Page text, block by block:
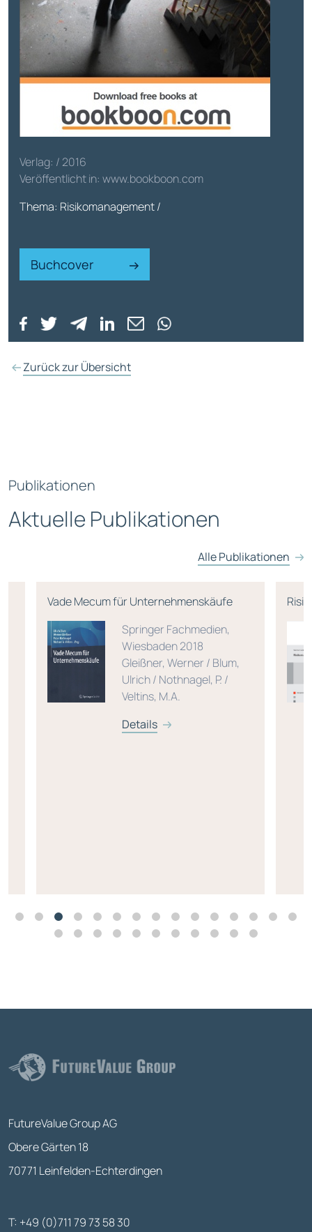
Verlag: / 2016
Veröffentlicht in: www.bookboon.com
Thema: Risikomanagement /
Buchcover
Zurück zur Übersicht
Publikationen
Aktuelle Publikationen
Alle Publikationen
Vade Mecum für Unternehmenskäufe
Springer Fachmedien,
Wiesbaden 2018
Gleißner, Werner / Blum,
Ulrich / Nothnagel, P. /
Veltins, M.A.
Details
FutureValue Group AG
Obere Gärten 18
70771 Leinfelden-Echterdingen
T: +49 (0)711 79 73 58 30